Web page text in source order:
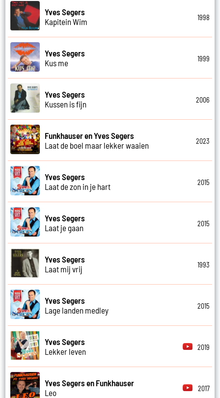
Yves Segers
Kapitein Wim
1998
Yves Segers
Kus me
1999
Yves Segers
Kussen is fijn
2006
Funkhauser en Yves Segers
Laat de boel maar lekker waaien
2023
Yves Segers
Laat de zon in je hart
2015
Yves Segers
Laat je gaan
2015
Yves Segers
Laat mij vrij
1993
Yves Segers
Lage landen medley
2015
Yves Segers
Lekker leven
2019
Yves Segers en Funkhauser
Leo
2017